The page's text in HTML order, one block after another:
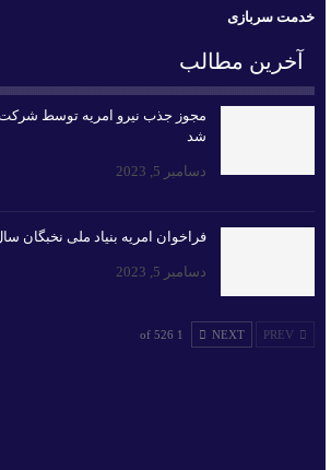
خدمت سربازی
آخرین مطالب
شد
دسامبر 5, 2023
فراخوان امریه بنیاد ملی نخبگان سال
دسامبر 5, 2023
NEXT
1 of 526